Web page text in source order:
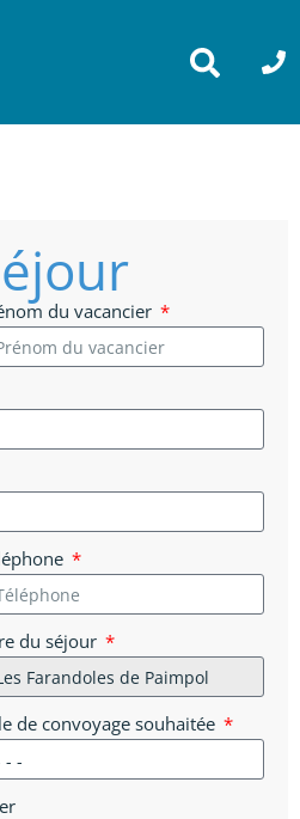
du vacancier
du séjour
de convoyage souhaitée